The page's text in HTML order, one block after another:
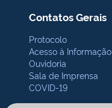
Contatos Gerais
Protocolo
Acesso à Informação
Ouvidoria
Sala de Imprensa
COVID-19